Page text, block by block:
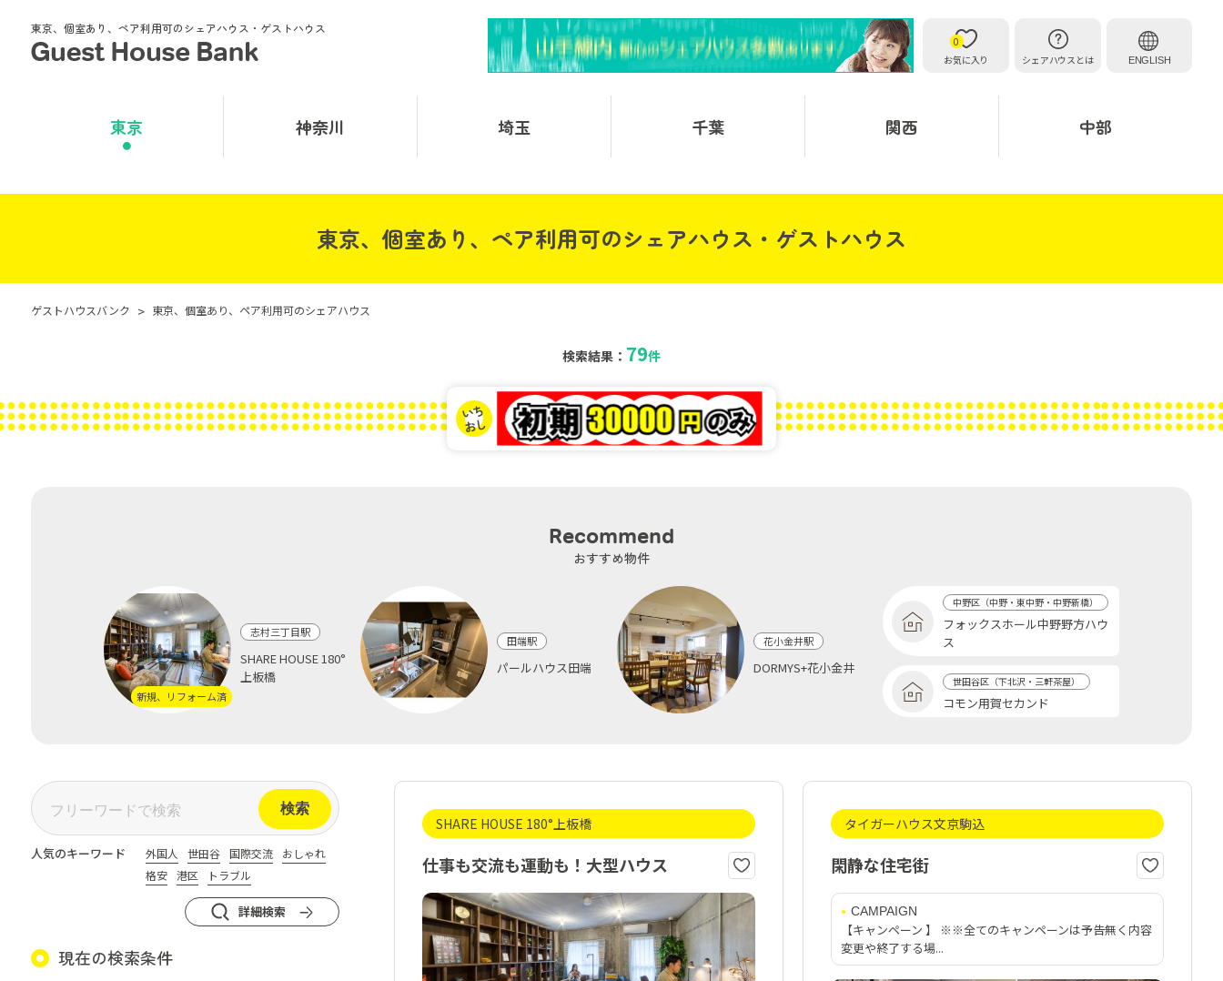
東京、個室あり、ペア利用可のシェアハウス・ゲストハウス
お気に入り
0
シェアハウスとは
ENGLISH
東京 神奈川 埼玉 千葉 関西 中部
東京、個室あり、ペア利用可のシェアハウス・ゲストハウス
ゲストハウスバンク > 東京、個室あり、ペア利用可のシェアハウス
検索結果： 79件
Recommend
おすすめ物件
新規、リフォーム済
志村三丁目駅
SHARE HOUSE 180°
上板橋
田端駅
パールハウス田端
花小金井駅
DORMYS+花小金井
中野区（中野・東中野・中野新橋）
フォックスホール中野野方ハウ
ス
世田谷区（下北沢・三軒茶屋）
コモン用賀セカンド
人気のキーワード 外国人 世田谷 国際交流
おしゃれ
格安
港区 トラブル
詳細検索
現在の検索条件
SHARE HOUSE 180°上板橋
仕事も交流も運動も！大型ハウス
タイガーハウス文京駒込
閑静な住宅街
CAMPAIGN
【キャンペーン 】 ※※全てのキャンペーンは予告無く内容
変更や終了する場...